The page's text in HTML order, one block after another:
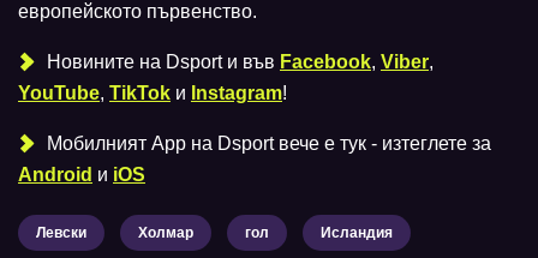
европейското първенство.
Новините на Dsport и във Facebook, Viber,
YouTube, TikTok и Instagram!
Мобилният Аpp на Dsport вече е тук - изтеглете за
Android и iOS
Левски Холмар гол Исландия